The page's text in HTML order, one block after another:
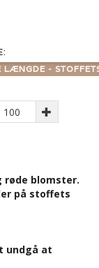
LÆNGDE -
røde blomster.
på stoffets
undgå at